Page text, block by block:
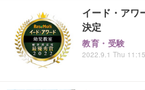
イード・アワ
決定
教育・受験
2022.9.1 Thu 11:15